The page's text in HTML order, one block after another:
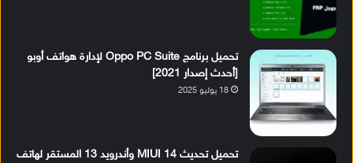
تحميل برنامج Oppo PC Suite لإدارة هواتف أوبو
[أحدث إصدار 2021]
18 يوليو 2025
تحميل تحديث MIUI 14 وأندرويد 13 المستقر لهاتف